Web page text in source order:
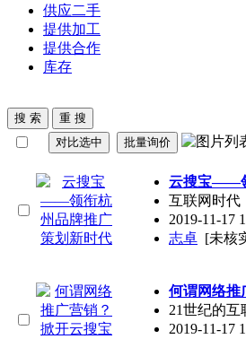
供应二手
提供加工
提供合作
库存
云搜宝——
互联网时代
2019-11-17
志卓 [未核
何谓网络推
21世纪的
2019-11-17